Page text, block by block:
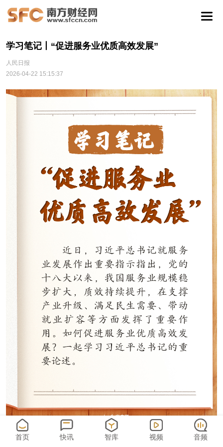
学习笔记丨“促进服务业优质高效发展”
人民日报
2026-04-22 15:15:37
首页 快讯 智库 视频 音频